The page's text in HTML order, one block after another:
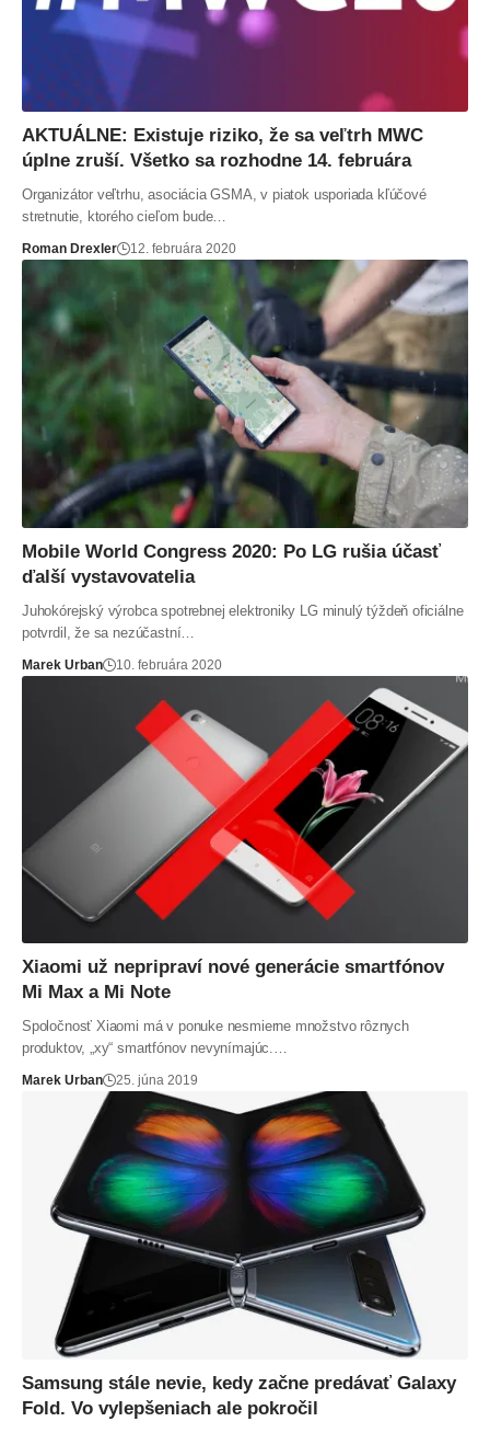
AKTUÁLNE: Existuje riziko, že sa veľtrh MWC
úplne zruší. Všetko sa rozhodne 14. februára
Organizátor veľtrhu, asociácia GSMA, v piatok usporiada kľúčové
stretnutie, ktorého cieľom bude…
Roman Drexler 12. februára 2020
Mobile World Congress 2020: Po LG rušia účasť
ďalší vystavovatelia
Juhokórejský výrobca spotrebnej elektroniky LG minulý týždeň oficiálne
potvrdil, že sa nezúčastní…
Marek Urban 10. februára 2020
Xiaomi už nepripraví nové generácie smartfónov
Mi Max a Mi Note
Spoločnosť Xiaomi má v ponuke nesmierne množstvo rôznych
produktov, „xy“ smartfónov nevynímajúc.…
Marek Urban 25. júna 2019
Samsung stále nevie, kedy začne predávať Galaxy
Fold. Vo vylepšeniach ale pokročil